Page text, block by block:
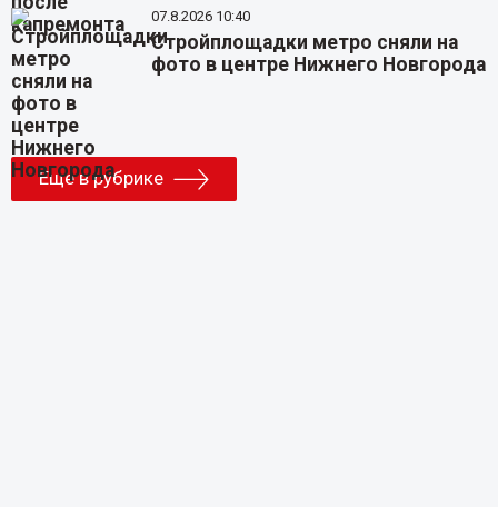
07.8.2026 10:40
Стройплощадки метро сняли на
фото в центре Нижнего Новгорода
Еще в рубрике